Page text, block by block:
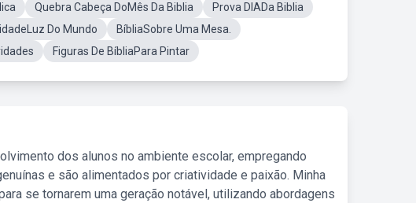
Quebra Cabeça DoMês Da Biblia
Prova DIADa Biblia
Do Mundo
BíbliaSobre Uma Mesa.
Figuras De BíbliaPara Pintar
dos alunos no ambiente escolar, empregando
e são alimentados por criatividade e paixão. Minha
se tornarem uma geração notável, utilizando abordagens